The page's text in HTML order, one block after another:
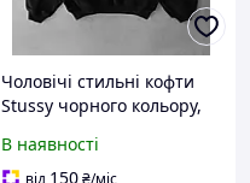
Чоловічі стильні кофти
Stussy чорного кольору,
на флісі, Крута толстовка
з капюшоном на зиму
В наявності
150